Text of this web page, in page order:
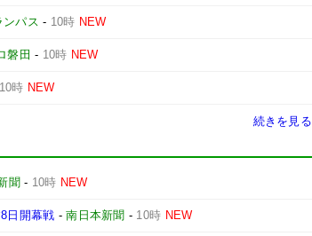
ンパス - 10時 NEW
磐田 - 10時 NEW
10時 NEW
続きを見る
聞 - 10時 NEW
日開幕戦 -南日本新聞 - 10時 NEW